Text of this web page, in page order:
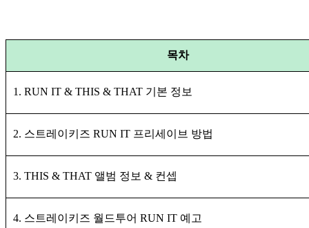
목차
1. RUN IT & THIS & THAT 기본 정보
2. 스트레이키즈 RUN IT 프리세이브 방법
3. THIS & THAT 앨범 정보 & 컨셉
4. 스트레이키즈 월드투어 RUN IT 예고